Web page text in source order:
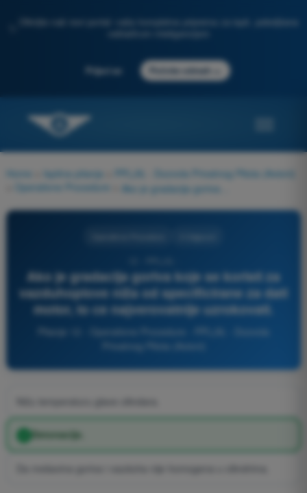
Otkrijte naš novi portal: vaša kompletna priprema za ispit, poboljšana
Prijavi se Počnite odmah
Home Ispitna pitanja
PPL(A) - Dozvola Privatnog Pilota (Avioni)
Operativne Procedure
Ako je gradacija goriva koje se koristi za
vazduhoplove niža od specificirane za dati
motor, to ce najverovatnije uzrokovati.
Detonacije.